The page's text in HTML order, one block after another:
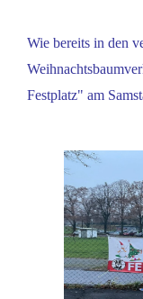
Wie bereits in den
Festplatz" am